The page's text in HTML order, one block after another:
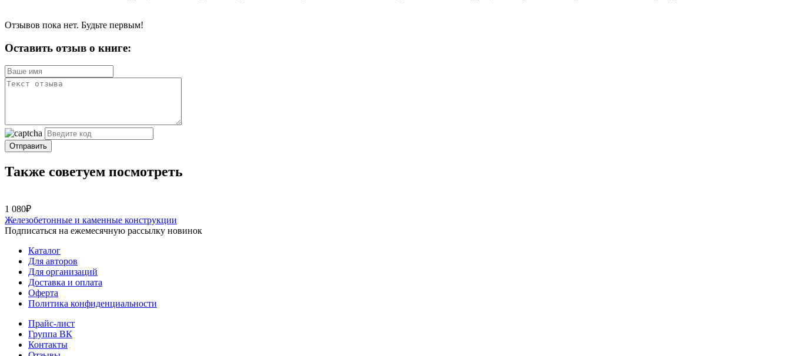
Отзывов пока нет. Будьте первым!
Оставить отзыв о книге:
Отправить
Также советуем посмотреть
1 080₽
Железобетонные и каменные конструкции
Подписаться на ежемесячную рассылку новинок
Каталог
Для авторов
Для организаций
Доставка и оплата
Оферта
Политика конфиденциальности
Прайс-лист
Группа ВК
Контакты